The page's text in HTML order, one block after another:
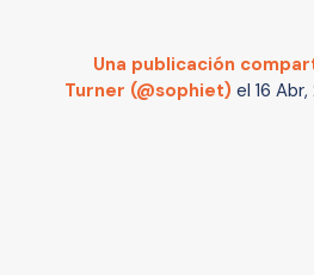
Una publicación
Turner (@sophiet) el 16